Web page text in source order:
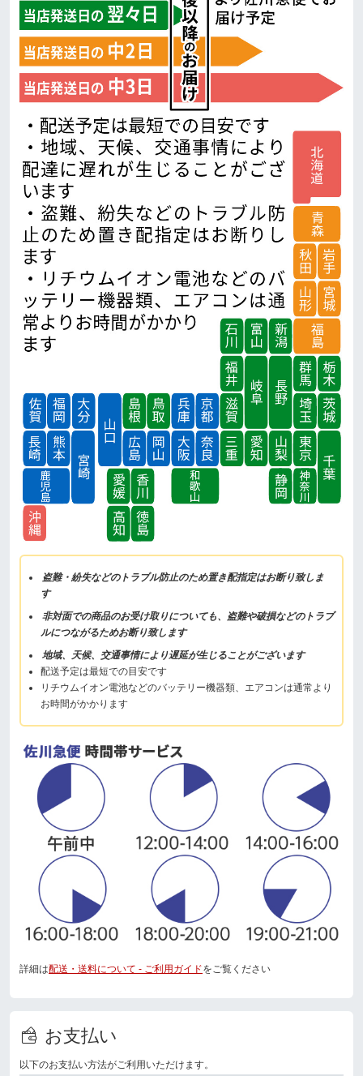
盗難・紛失などのトラブル防止のため置き配指定はお断り致しま
す
非対面での商品のお受け取りについても、盗難や破損などのトラブ
ルにつながるためお断り致します
地域、天候、交通事情により遅延が生じることがございます
配送予定は最短での目安です
リチウムイオン電池などのバッテリー機器類、エアコンは通常より
お時間がかかります
詳細は配送・送料について - ご利用ガイドをご覧ください
お支払い
以下のお支払い方法がご利用いただけます。